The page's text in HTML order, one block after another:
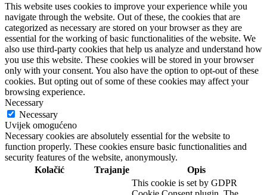
This website uses cookies to improve your experience while you
navigate through the website. Out of these, the cookies that are
categorized as necessary are stored on your browser as they are
essential for the working of basic functionalities of the website. We
also use third-party cookies that help us analyze and understand how
you use this website. These cookies will be stored in your browser
only with your consent. You also have the option to opt-out of these
cookies. But opting out of some of these cookies may affect your
browsing experience.
Necessary
Necessary
Uvijek omogućeno
Necessary cookies are absolutely essential for the website to
function properly. These cookies ensure basic functionalities and
security features of the website, anonymously.
Kolačić
Trajanje Opis
This cookie is set by GDPR